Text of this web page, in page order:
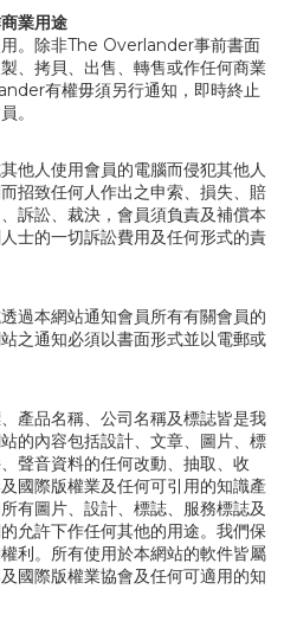
業用途
。除非The Overlander事前書面
、拷貝、出售、轉售或作任何商業
有權毋須另行通知，即時終止
。
他人使用會員的電腦而侵犯其他人
招致任何人作出之申索、損失、賠
訴訟、裁決，會員須負責及補償本
士的一切訴訟費用及任何形式的責
過本網站通知會員所有有關會員的
之通知必須以書面形式並以電郵或
產品名稱、公司名稱及標誌皆是我
的內容包括設計、文章、圖片、標
聲音資料的任何改動、抽取、收
國際版權業及任何可引用的知識產
有圖片、設計、標誌、服務標誌及
允許下作任何其他的用途。我們保
利。所有使用於本網站的軟件皆屬
國際版權業協會及任何可適用的知